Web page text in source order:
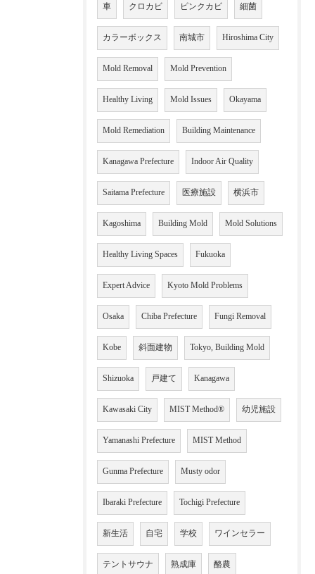
車 クロカビ ピンクカビ 細菌
カラーボックス 南城市 Hiroshima City
Mold Removal Mold Prevention
Healthy Living Mold Issues Okayama
Mold Remediation Building Maintenance
Kanagawa Prefecture Indoor Air Quality
Saitama Prefecture 医療施設 横浜市
Kagoshima Building Mold Mold Solutions
Healthy Living Spaces Fukuoka
Expert Advice Kyoto Mold Problems
Osaka Chiba Prefecture Fungi Removal
Kobe 斜面建物 Tokyo, Building Mold
Shizuoka 戸建て Kanagawa
Kawasaki City MIST Method® 幼児施設
Yamanashi Prefecture MIST Method
Gunma Prefecture Musty odor
Ibaraki Prefecture Tochigi Prefecture
新生活 自宅 学校 ワインセラー
テントサウナ 熟成庫 酪農